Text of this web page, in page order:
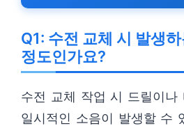
Q1: 수전 교체 시 발생
정도인가요?
수전 교체 작업 시 드릴이나
일시적인 소음이 발생할 수